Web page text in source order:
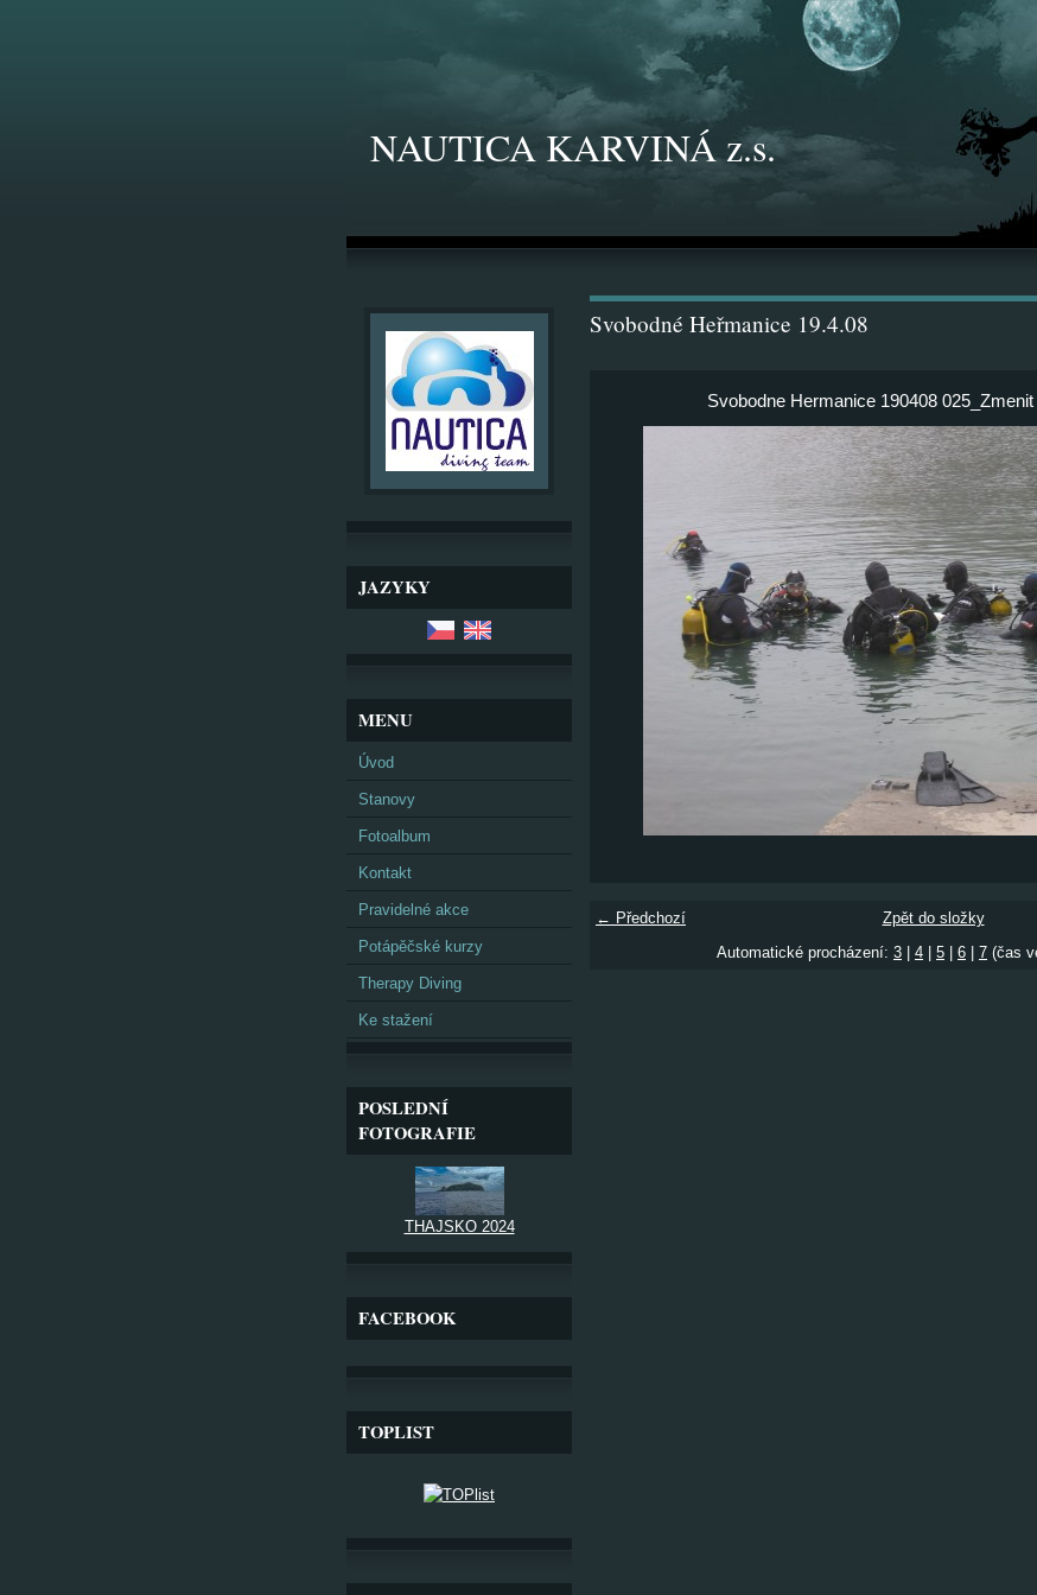
NAUTICA KARVINÁ z.s.
JAZYKY
MENU
Úvod
Stanovy
Fotoalbum
Kontakt
Pravidelné akce
Potápěčské kurzy
Therapy Diving
Ke stažení
POSLEDNÍ
FOTOGRAFIE
THAJSKO 2024
FACEBOOK
TOPLIST
Svobodné Heřmanice 19.4.08
Svobodne Hermanice 190408
← Předchozí
Zpět do složky
Automatické procházení: 3 4 5 6 7 (čas